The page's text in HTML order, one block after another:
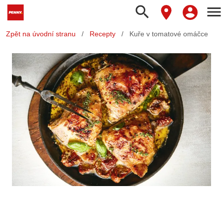
search menu
Zpět na úvodní stranu / Recepty / Kuře v tomatové omáčce